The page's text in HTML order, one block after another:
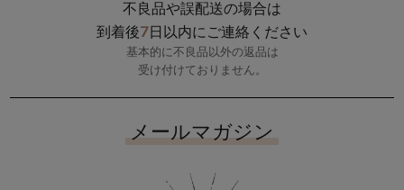
不良品や誤配送の場合は
到着後7日以内にご連絡ください
基本的に不良品以外の返品は
受け付けておりません。
メールマガジン